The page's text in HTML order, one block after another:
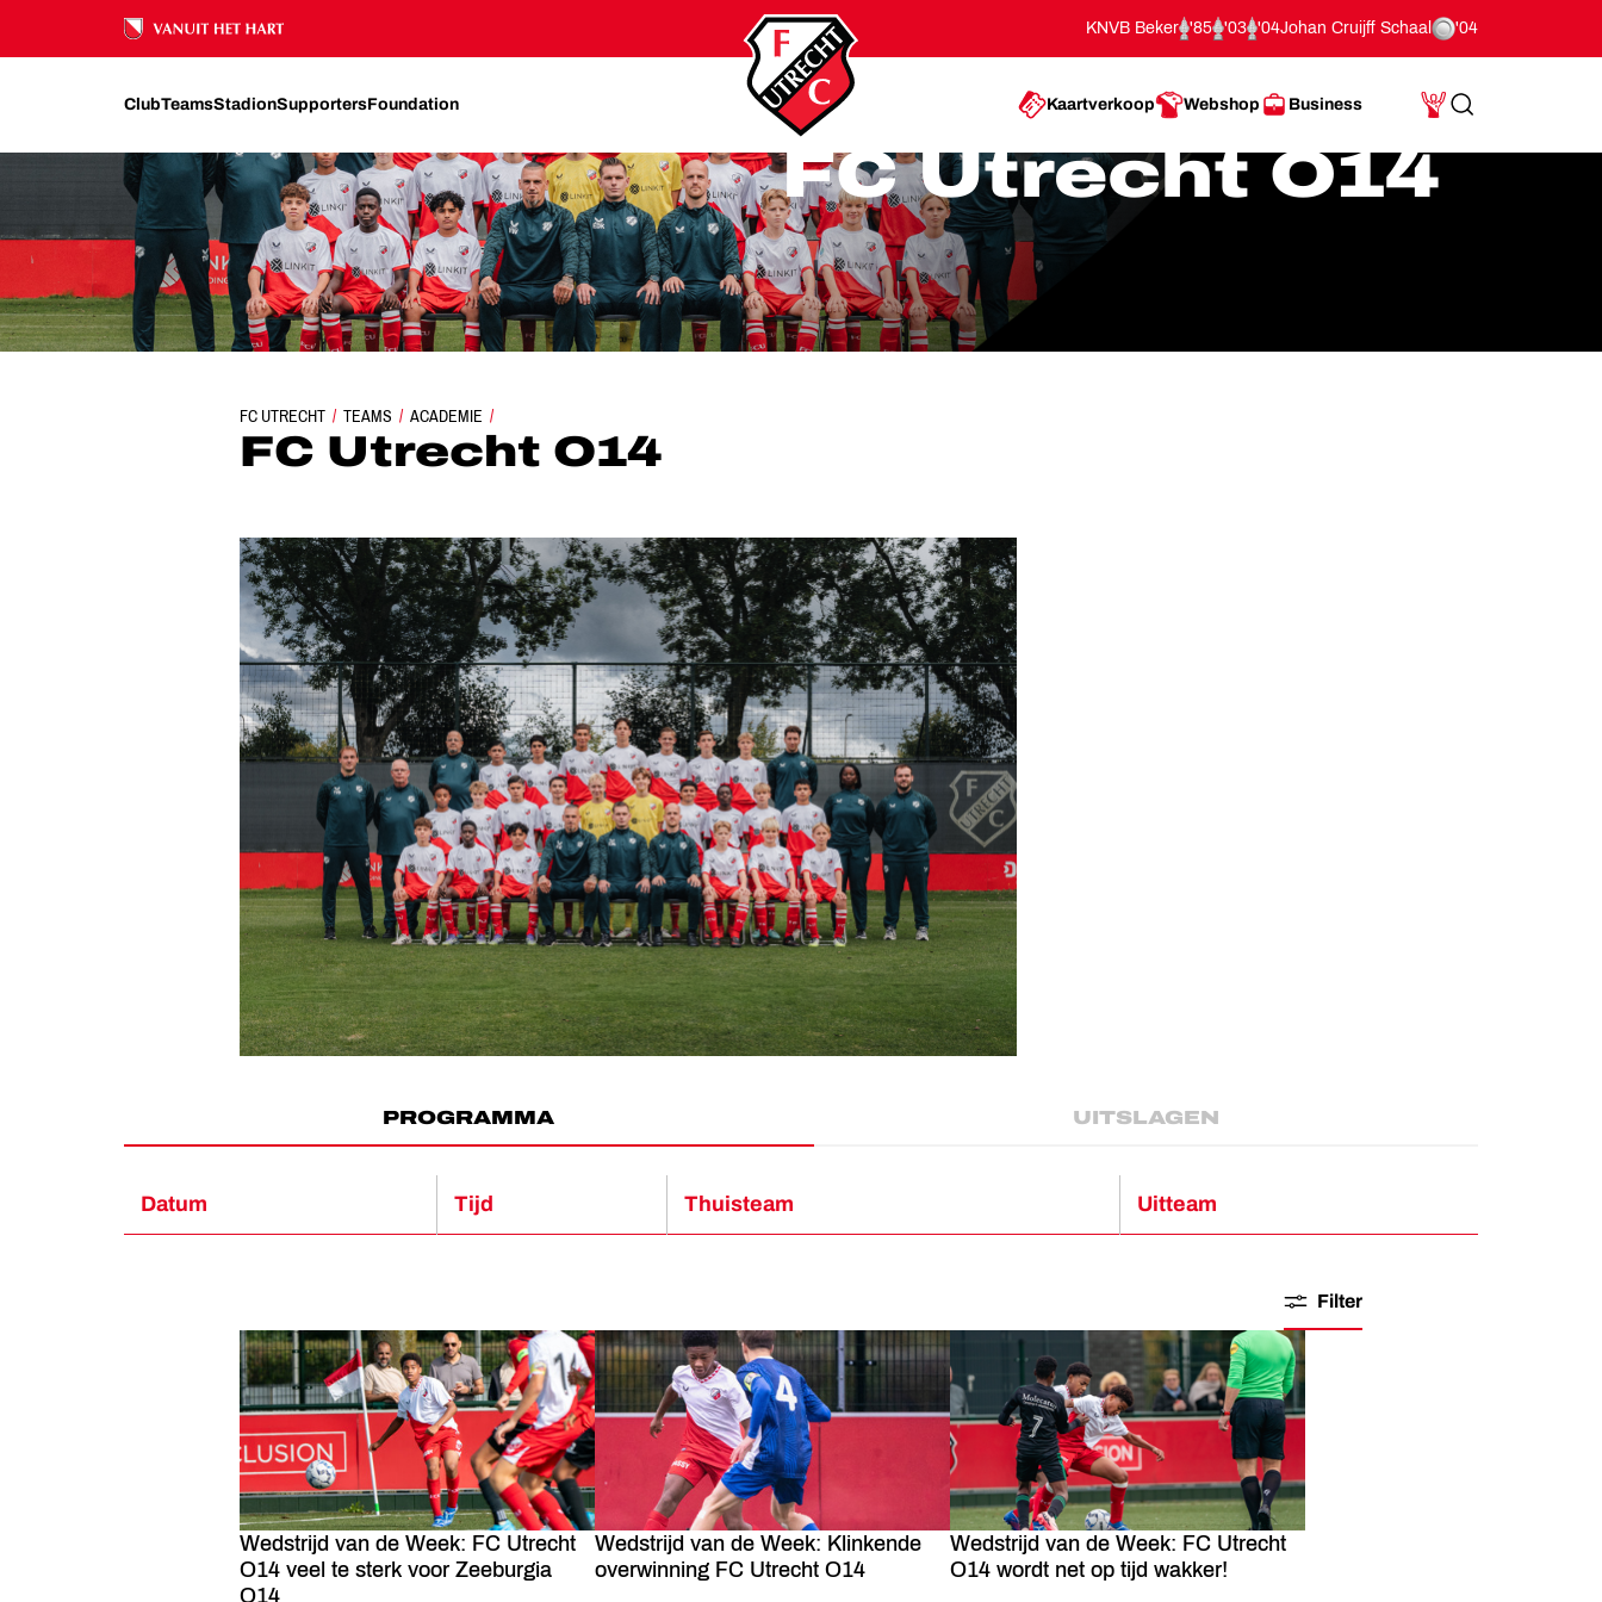
Ons nalatenschap
KNVB Beker '85 '03 '04Johan Cruijff Schaal '04
ClubTeamsStadionSupportersFoundation Kaartverkoop Webshop Business
Mijn Account
Search
FC Utrecht O14
FC UTRECHT TEAMS ACADEMIE
FC UTRECHT O14
FC Utrecht O14
PROGRAMMA UITSLAGEN
Datum Tijd Thuisteam Uitteam
Filter
Wedstrijd van de Week: FC Utrecht
O14 veel te sterk voor Zeeburgia
O14
Wedstrijd van de Week: Klinkende
overwinning FC Utrecht O14
Wedstrijd van de Week: FC Utrecht
O14 wordt net op tijd wakker!